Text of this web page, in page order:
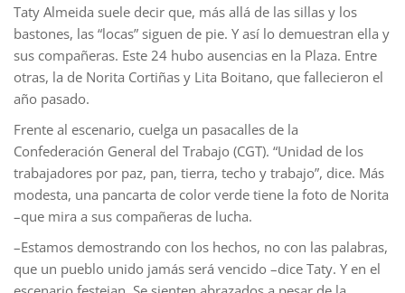
Taty Almeida suele decir que, más allá de las sillas y los
bastones, las “locas” siguen de pie. Y así lo demuestran ella y
sus compañeras. Este 24 hubo ausencias en la Plaza. Entre
otras, la de Norita Cortiñas y Lita Boitano, que fallecieron el
año pasado.
Frente al escenario, cuelga un pasacalles de la
Confederación General del Trabajo (CGT). “Unidad de los
trabajadores por paz, pan, tierra, techo y trabajo”, dice. Más
modesta, una pancarta de color verde tiene la foto de Norita
–que mira a sus compañeras de lucha.
–Estamos demostrando con los hechos, no con las palabras,
que un pueblo unido jamás será vencido –dice Taty. Y en el